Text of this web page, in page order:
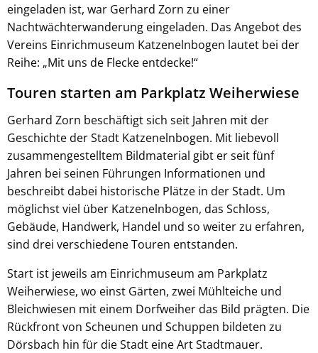
eingeladen ist, war Gerhard Zorn zu einer
Nachtwächterwanderung eingeladen. Das Angebot des
Vereins Einrichmuseum Katzenelnbogen lautet bei der
Reihe: „Mit uns de Flecke entdecke!“
Touren starten am Parkplatz Weiherwiese
Gerhard Zorn beschäftigt sich seit Jahren mit der
Geschichte der Stadt Katzenelnbogen. Mit liebevoll
zusammengestelltem Bildmaterial gibt er seit fünf
Jahren bei seinen Führungen Informationen und
beschreibt dabei historische Plätze in der Stadt. Um
möglichst viel über Katzenelnbogen, das Schloss,
Gebäude, Handwerk, Handel und so weiter zu erfahren,
sind drei verschiedene Touren entstanden.
Start ist jeweils am Einrichmuseum am Parkplatz
Weiherwiese, wo einst Gärten, zwei Mühlteiche und
Bleichwiesen mit einem Dorfweiher das Bild prägten. Die
Rückfront von Scheunen und Schuppen bildeten zu
Dörsbach hin für die Stadt eine Art Stadtmauer.